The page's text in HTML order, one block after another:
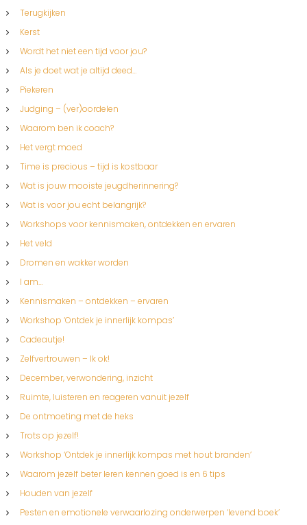
Terugkijken
Kerst
Wordt het niet een tijd voor jou?
Als je doet wat je altijd deed…
Piekeren
Judging – (ver)oordelen
Waarom ben ik coach?
Het vergt moed
Time is precious – tijd is kostbaar
Wat is jouw mooiste jeugdherinnering?
Wat is voor jou echt belangrijk?
Workshops voor kennismaken, ontdekken en ervaren
Het veld
Dromen en wakker worden
I am…
Kennismaken – ontdekken – ervaren
Workshop ‘Ontdek je innerlijk kompas’
Cadeautje!
Zelfvertrouwen – Ik ok!
December, verwondering, inzicht
Ruimte, luisteren en reageren vanuit jezelf
De ontmoeting met de heks
Trots op jezelf!
Workshop ‘Ontdek je innerlijk kompas met hout branden’
Waarom jezelf beter leren kennen goed is en 6 tips
Houden van jezelf
Pesten en emotionele verwaarlozing onderwerpen ‘levend boek’